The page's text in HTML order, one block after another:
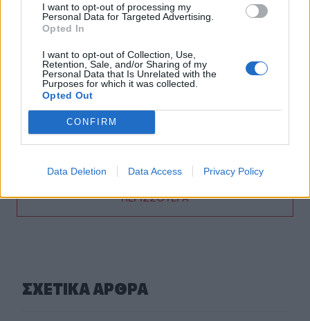
I want to opt-out of processing my
Personal Data for Targeted Advertising.
Opted In
I want to opt-out of Collection, Use,
Retention, Sale, and/or Sharing of my
Personal Data that Is Unrelated with the
Purposes for which it was collected.
Opted Out
CONFIRM
Data Deletion Data Access Privacy Policy
ΒΟΑΚ: Ολιγόλεπτη διακοπή κυκλοφορίας στο τμήμα
Νεάπολη – Άγιος Νικόλαος λόγω ανατίναξης
09:27
Βερολίνο: «Στημένη προβοκάτσια» το περιστατικό με το
drone, σύμφωνα με τη ρωσική πρεσβεία
ΠΕΡΙΣΣΟΤΕΡΑ
ΣΧΕΤΙΚA AΡΘΡΑ